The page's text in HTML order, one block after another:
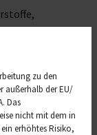
hohen
wie Ingwer,
die
zu den
außerhalb der EU/
Das
nicht mit dem in
erhöhtes Risiko,